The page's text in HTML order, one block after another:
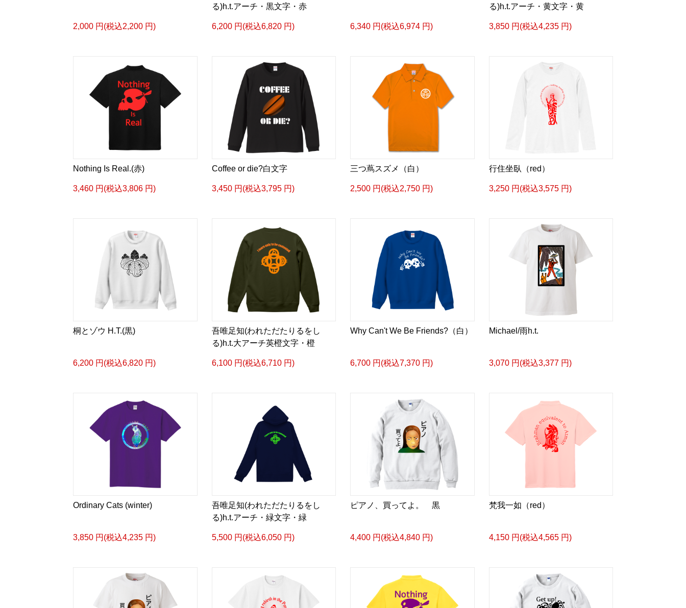
2,000 円(税込2,200 円)
る)h.t.アーチ・黒文字・赤
6,200 円(税込6,820 円) 6,340 円(税込6,974 円)
る)h.t.アーチ・黄文字・黄
3,850 円(税込4,235 円)
Nothing Is Real.(赤)
3,460 円(税込3,806 円)
Coffee or die?白文字
3,450 円(税込3,795 円)
三つ蔦スズメ（白）
2,500 円(税込2,750 円)
行住坐臥（red）
3,250 円(税込3,575 円)
桐とゾウ H.T.(黒)
6,200 円(税込6,820 円)
吾唯足知(われただたりるをし
る)h.t.大アーチ英橙文字・橙
6,100 円(税込6,710 円)
Why Can't We Be Friends?（白）
6,700 円(税込7,370 円)
Michael/雨h.t.
3,070 円(税込3,377 円)
Ordinary Cats (winter)
3,850 円(税込4,235 円)
吾唯足知(われただたりるをし
る)h.t.アーチ・緑文字・緑
5,500 円(税込6,050 円)
ピアノ、買ってよ。 黒
4,400 円(税込4,840 円)
梵我一如（red）
4,150 円(税込4,565 円)